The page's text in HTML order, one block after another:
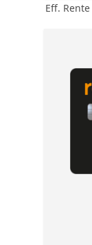
Bonus:
Eff.